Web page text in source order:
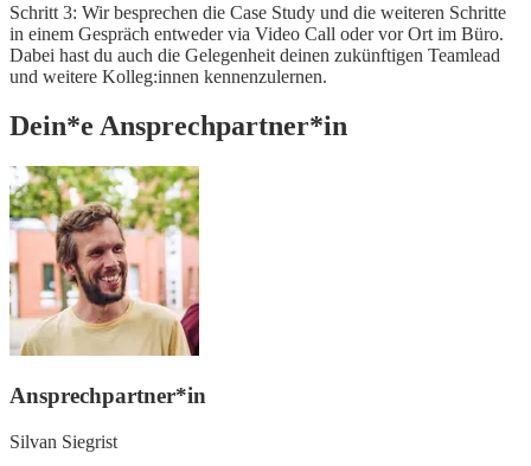
Schritt 3: Wir besprechen die Case Study und die weiteren Schritte
in einem Gespräch entweder via Video Call oder vor Ort im Büro.
Dabei hast du auch die Gelegenheit deinen zukünftigen Teamlead
und weitere Kolleg:innen kennenzulernen.
Dein*e Ansprechpartner*in
Ansprechpartner*in
Silvan Siegrist